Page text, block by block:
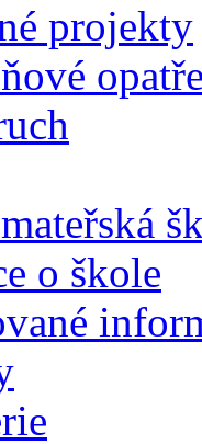
projekty
o škole